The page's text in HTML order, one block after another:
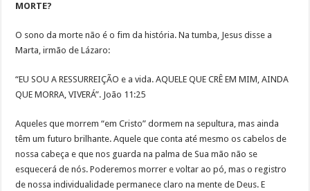
MORTE?
O sono da morte não é o fim da história. Na tumba, Jesus disse a
Marta, irmão de Lázaro:
“EU SOU A RESSURREIÇÃO e a vida. AQUELE QUE CRÊ EM MIM, AINDA
QUE MORRA, VIVERÁ”. João 11:25
Aqueles que morrem “em Cristo” dormem na sepultura, mas ainda
têm um futuro brilhante. Aquele que conta até mesmo os cabelos de
nossa cabeça e que nos guarda na palma de Sua mão não se
esquecerá de nós. Poderemos morrer e voltar ao pó, mas o registro
de nossa individualidade permanece claro na mente de Deus. E